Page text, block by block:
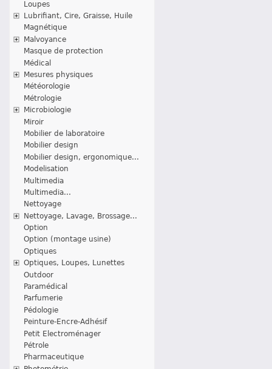
Loupes
Lubrifiant, Cire, Graisse, Huile
Magnétique
Malvoyance
Masque de protection
Médical
Mesures physiques
Météorologie
Métrologie
Microbiologie
Miroir
Mobilier de laboratoire
Mobilier design
Mobilier design, ergonomique...
Modelisation
Multimedia
Multimedia...
Nettoyage
Nettoyage, Lavage, Brossage...
Option
Option (montage usine)
Optiques
Optiques, Loupes, Lunettes
Outdoor
Paramédical
Parfumerie
Pédologie
Peinture-Encre-Adhésif
Petit Electroménager
Pétrole
Pharmaceutique